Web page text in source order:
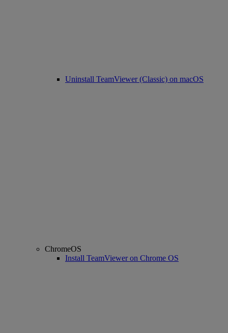
Uninstall TeamViewer (Classic) on macOS
ChromeOS
Install TeamViewer on Chrome OS